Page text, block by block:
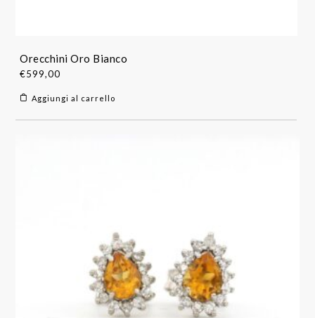
Orecchini Oro Bianco
€599,00
Aggiungi al carrello